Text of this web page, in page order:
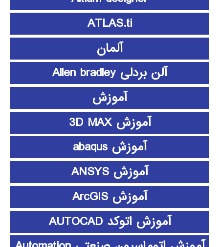
ATLAS.ti
آلمان
آلن بردلی Allen bradley
آموزش
آموزش 3D MAX
آموزش abaqus
آموزش ANSYS
آموزش ArcGIS
آموزش اتوکد AUTOCAD